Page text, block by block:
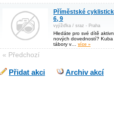
Příměstské
6, 9
vyjížďka / sraz - Praha
Hledáte pro své dítě
nových dovedností? Kuba
tábory v… více »
« Předchozí
Přidat akci Archiv akcí